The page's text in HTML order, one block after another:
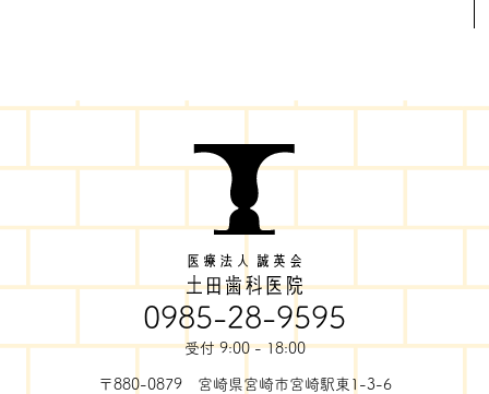
0985-28-9595
受付 9:00 - 18:00
〒880-0879 宮崎県宮崎市宮崎駅東1-3-6